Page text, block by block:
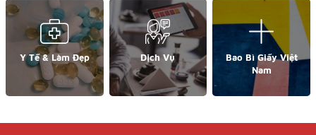
Y Tế & Làm Đẹp Dịch Vụ
Bao Bì Giấy Việt
Nam